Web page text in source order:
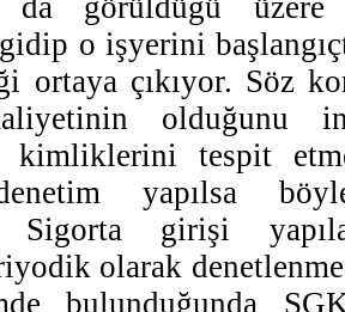
o işyerini
ortaya çıkıyor. Söz
olduğunu
kimliklerini tespit
yapılsa
Sigorta girişi
olarak
bulunduğunda